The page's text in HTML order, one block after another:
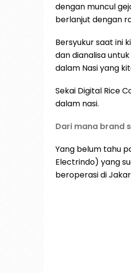
dengan muncul
berlanjut dengan
Bersyukur saat ini
dan dianalisa
dalam Nasi yang
Sekai Digital Rice
dalam nasi.
Dari mana brand
Yang belum tahu
Electrindo) yang
beroperasi di